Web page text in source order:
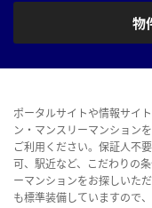
物
ポータルサイトや情報サイ
ン・マンスリーマンション
ご利用ください。保証人不
可、駅近など、こだわりの
ーマンションをお探しいた
も標準装備していますので